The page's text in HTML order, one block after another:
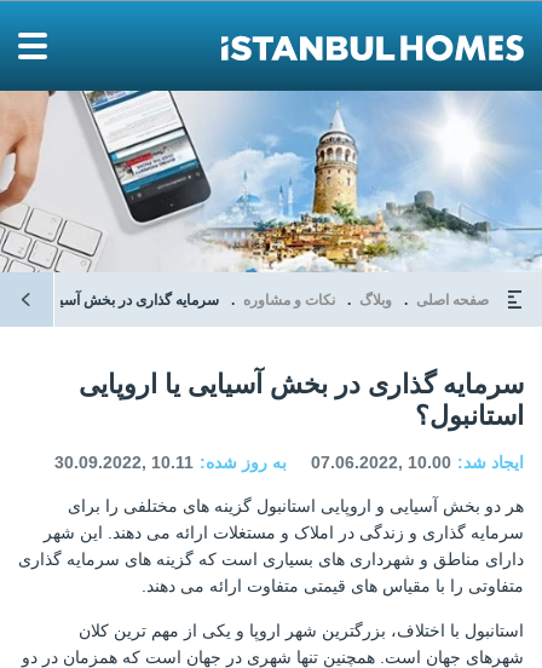
صفحه اصلی وبلاگ نکات و مشاوره سرمایه گذاری در بخش آسیایی یا
سرمایه گذاری در بخش آسیایی یا اروپایی
استانبول؟
ایجاد شد: 07.06.2022, 10.00 به روز شده: 30.09.2022, 10.11
هر دو بخش آسیایی و اروپایی استانبول گزینه های مختلفی را برای
سرمایه گذاری و زندگی در املاک و مستغلات ارائه می دهند. این شهر
دارای مناطق و شهرداری های بسیاری است که گزینه های سرمایه گذاری
متفاوتی را با مقیاس های قیمتی متفاوت ارائه می دهند.
استانبول با اختلاف، بزرگترین شهر اروپا و یکی از مهم ترین کلان
شهرهای جهان است. همچنین تنها شهری در جهان است که همزمان در دو